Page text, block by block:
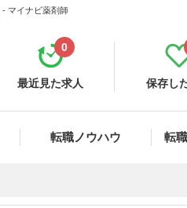
- マイナビ薬剤師
最近見た求人
0
保存し
転職ノウハウ 転